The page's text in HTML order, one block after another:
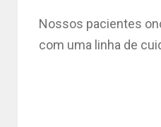
Nossos pacientes
com uma linha de